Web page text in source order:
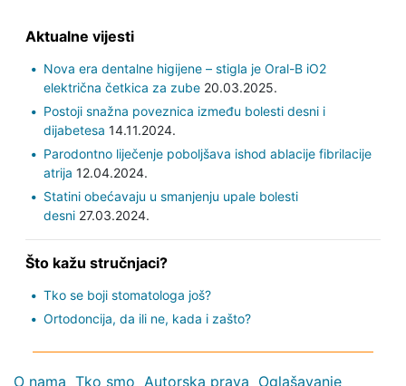
Aktualne vijesti
Nova era dentalne higijene – stigla je Oral-B iO2
električna četkica za zube20.03.2025.
Postoji snažna poveznica između bolesti desni i
dijabetesa 14.11.2024.
Parodontno liječenje poboljšava ishod ablacije fibrilacije
atrija 12.04.2024.
Statini obećavaju u smanjenju upale bolesti
desni27.03.2024.
Što kažu stručnjaci?
Tko se boji stomatologa još?
Ortodoncija, da ili ne, kada i zašto?
O nama Tko smo Autorska prava Oglašavanje